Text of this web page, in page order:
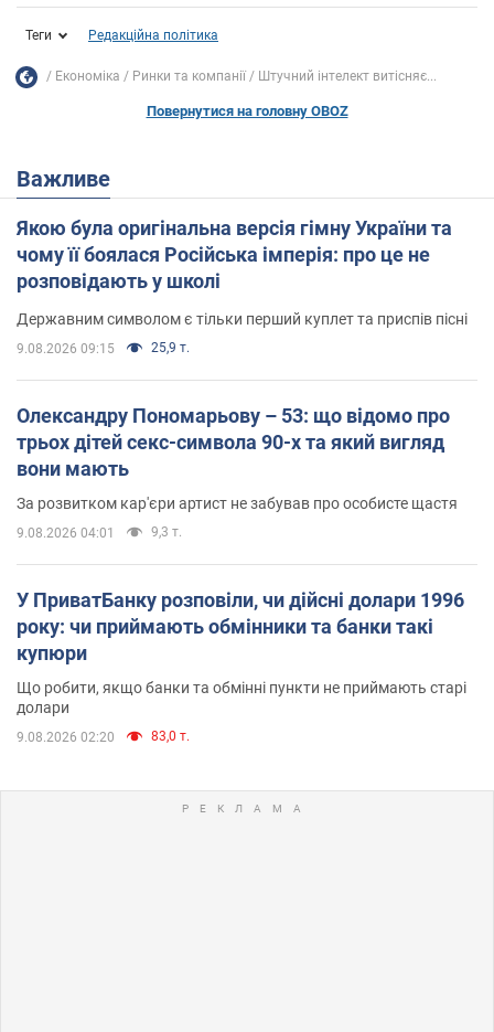
Теги Редакційна політика
Економіка Ринки та компанії Штучний інтелект витісняє...
Повернутися на головну OBOZ
Важливе
Якою була оригінальна версія гімну України та
чому її боялася Російська імперія: про це не
розповідають у школі
Державним символом є тільки перший куплет та приспів пісні
9.08.2026 09:15 25,9 т.
Олександру Пономарьову – 53: що відомо про
трьох дітей секс-символа 90-х та який вигляд
вони мають
За розвитком кар'єри артист не забував про особисте щастя
9.08.2026 04:01 9,3 т.
У ПриватБанку розповіли, чи дійсні долари 1996
року: чи приймають обмінники та банки такі
купюри
Що робити, якщо банки та обмінні пункти не приймають старі
долари
9.08.2026 02:20 83,0 т.